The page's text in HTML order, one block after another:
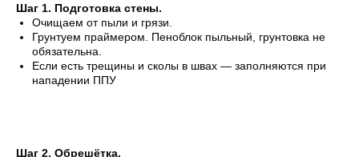
Шаг 1. Подготовка стены.
Очищаем от пыли и грязи.
Грунтуем праймером. Пеноблок пыльный, грунтовка не
обязательна.
Если есть трещины и сколы в швах — заполняются при
нападении ППУ
Шаг 2. Обрешётка.